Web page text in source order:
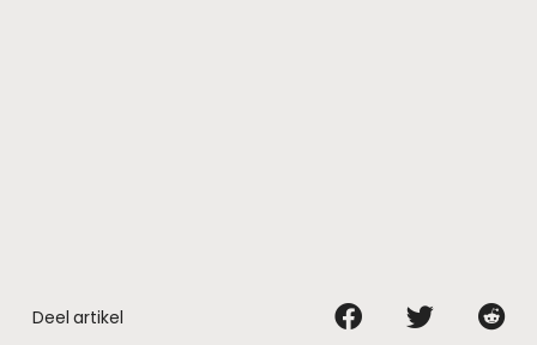
Deel artikel